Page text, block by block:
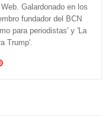
Galardonado en los
fundador del BCN
para periodistas' y 'La
Trump'.